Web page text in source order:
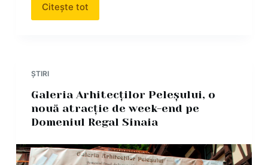
Citește tot
ȘTIRI
Galeria Arhitecților Peleșului, o
nouă atracție de week-end pe
Domeniul Regal Sinaia